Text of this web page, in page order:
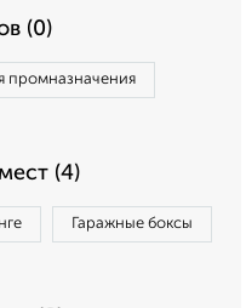
(0)
промназначения
(4)
Гаражные боксы